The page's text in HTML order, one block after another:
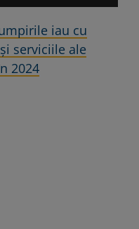
iau cu
serviciile ale
2024